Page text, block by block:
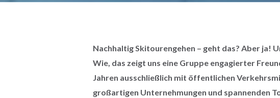
Nachhaltig Skitourengehen – geht das? Aber ja!
Wie, das zeigt uns eine Gruppe engagierter
Jahren ausschließlich mit öffentlichen
großartigen Unternehmungen und spannenden